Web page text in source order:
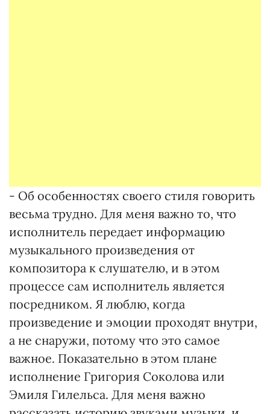
- Об особенностях своего стиля говорить
весьма трудно. Для меня важно то, что
исполнитель передает информацию
музыкального произведения от
композитора к слушателю, и в этом
процессе сам исполнитель является
посредником. Я люблю, когда
произведение и эмоции проходят внутри,
а не снаружи, потому что это самое
важное. Показательно в этом плане
исполнение Григория Соколова или
Эмиля Гилельса. Для меня важно